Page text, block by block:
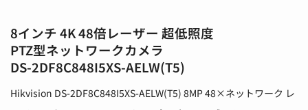
8インチ 4K 48倍レーザー 超低照度
PTZ型ネットワークカメラ
DS-2DF8C848I5XS-AELW(T5)
Hikvision DS-2DF8C848I5XS-AELW(T5) 8MP 48×ネットワーク レ